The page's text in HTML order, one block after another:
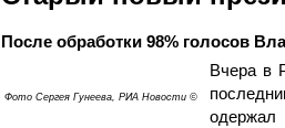
После обработки 98% голосов
Фото Сергея Гунеева, РИА Новости ©
Вчера в
одержал